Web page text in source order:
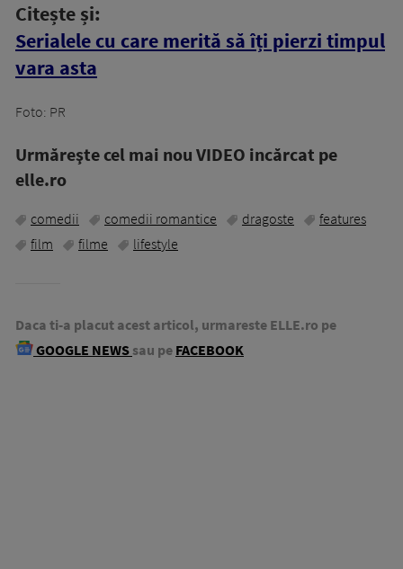
Citește și:
Serialele cu care merită să îți pierzi timpul
vara asta
Foto: PR
Urmăreşte cel mai nou VIDEO incărcat pe
elle.ro
comedii comedii romantice dragoste
features
film
filme lifestyle
Daca ti-a placut acest articol, urmareste ELLE.ro pe
GOOGLE NEWS sau pe FACEBOOK